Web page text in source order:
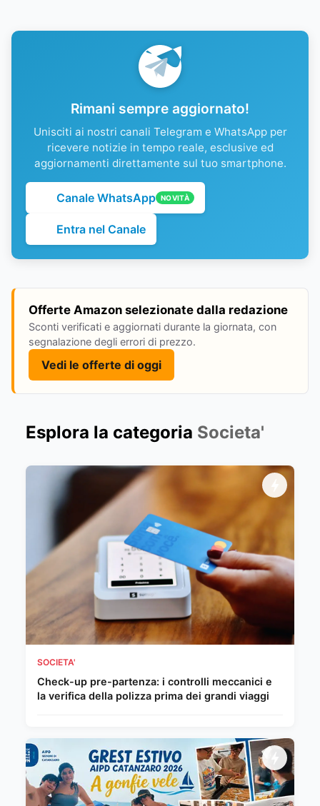
Rimani sempre aggiornato!
Unisciti ai nostri canali Telegram e WhatsApp per
ricevere notizie in tempo reale, esclusive ed
aggiornamenti direttamente sul tuo smartphone.
Canale WhatsApp NOVITÀ
Entra nel Canale
Offerte Amazon selezionate dalla redazione
Sconti verificati e aggiornati durante la giornata, con
segnalazione degli errori di prezzo.
Vedi le offerte di oggi
Esplora la categoria Societa'
SOCIETA'
Check-up pre-partenza: i controlli meccanici e
la verifica della polizza prima dei grandi viaggi